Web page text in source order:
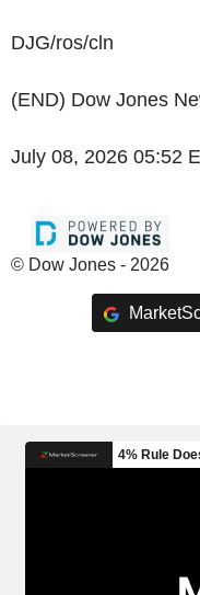
DJG/ros/cln
(END) Dow Jones
July 08, 2026 05:52
© Dow Jones - 2026